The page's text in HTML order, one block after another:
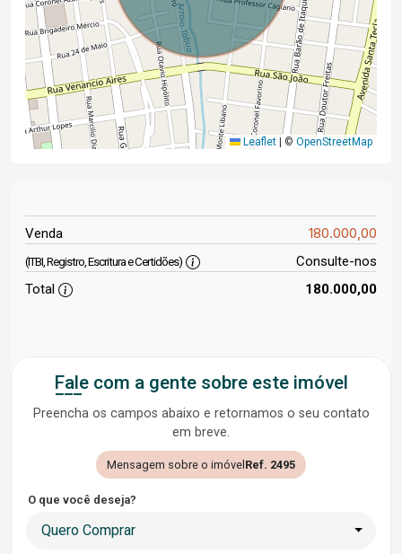
Leaflet © OpenStreetMap
Venda 180.000,00
(ITBI, Registro, Escritura e Certidões)
Consulte-nos
Total
180.000,00
Fale com a gente sobre este imóvel
Preencha os campos abaixo e retornamos o seu contato
em breve.
Mensagem sobre o imóvel Ref. 2495
O que você deseja?
Quero Comprar